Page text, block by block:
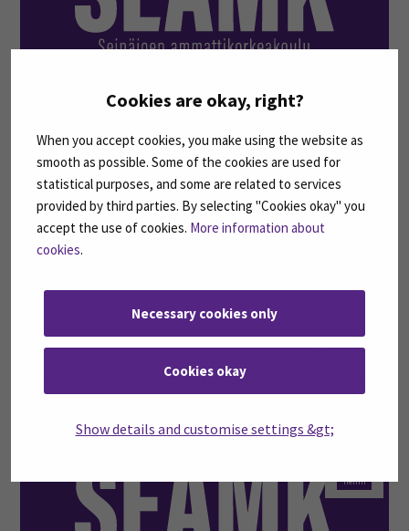
Cookies are okay, right?
When you accept cookies, you make using the website as
smooth as possible. Some of the cookies are used for
statistical purposes, and some are related to services
provided by third parties. By selecting "Cookies okay" you
accept the use of cookies. More information about
cookies.
Necessary cookies only
Cookies okay
Show details and customise settings &gt;
helmi
Opiskelija-aktiivitoiminnassa pidetään hauskaa ja ajetaan
muiden etuja
helmi